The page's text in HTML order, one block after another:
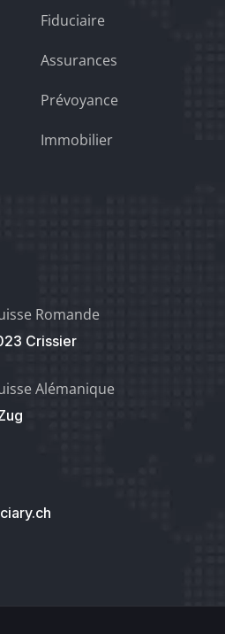
Fiduciaire
Assurances
Prévoyance
Immobilier
Romande
Crissier
Alémanique